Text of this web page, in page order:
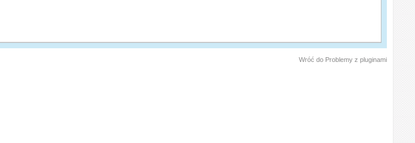
Wróć do Problemy z pluginami